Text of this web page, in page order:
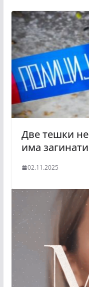
Две тешки
има
02.11.2025